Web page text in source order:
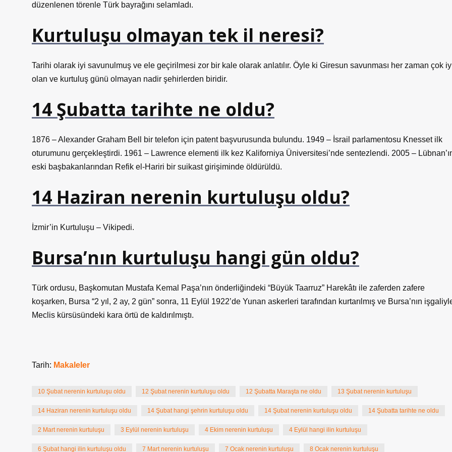
düzenlenen törenle Türk bayrağını selamladı.
Kurtuluşu olmayan tek il neresi?
Tarihi olarak iyi savunulmuş ve ele geçirilmesi zor bir kale olarak anlatılır. Öyle ki Giresun savunması her zaman çok
olan ve kurtuluş günü olmayan nadir şehirlerden biridir.
14 Şubatta tarihte ne oldu?
1876 ​​​​– Alexander Graham Bell bir telefon için patent başvurusunda bulundu. 1949 – İsrail parlamentosu Knesset ilk
oturumunu gerçekleştirdi. 1961 – Lawrence elementi ilk kez Kaliforniya Üniversitesi’nde sentezlendi. 2005 –
eski başbakanlarından Refik el-Hariri bir suikast girişiminde öldürüldü.
14 Haziran nerenin kurtuluşu oldu?
İzmir’in Kurtuluşu – Vikipedi.
Bursa’nın kurtuluşu hangi gün oldu?
Türk ordusu, Başkomutan Mustafa Kemal Paşa’nın önderliğindeki “Büyük Taarruz” Harekâtı ile zaferden zafere
koşarken, Bursa “2 yıl, 2 ay, 2 gün” sonra, 11 Eylül 1922’de Yunan askerleri tarafından kurtarılmış ve Bursa’nın
Meclis kürsüsündeki kara örtü de kaldırılmıştı.
Tarih: Makaleler
10 Şubat nerenin kurtuluşu oldu 12 Şubat nerenin kurtuluşu oldu 12 Şubatta Maraşta ne oldu 13 Şubat nerenin kurtuluşu
14 Haziran nerenin kurtuluşu oldu 14 Şubat hangi şehrin kurtuluşu oldu 14 Şubat nerenin kurtuluşu oldu 14 Şubatta tarihte ne oldu
2 Mart nerenin kurtuluşu 3 Eylül nerenin kurtuluşu 4 Ekim nerenin kurtuluşu 4 Eylül hangi ilin kurtuluşu
6 Şubat hangi ilin kurtuluşu oldu 7 Mart nerenin kurtuluşu 7 Ocak nerenin kurtuluşu 8 Ocak nerenin kurtuluşu